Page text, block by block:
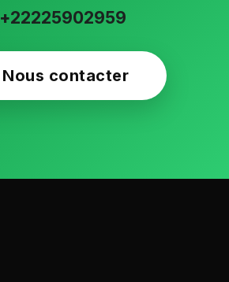
+22225902959
Nous contacter